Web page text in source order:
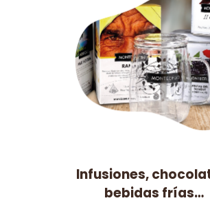
Infusiones,
bebidas frías…